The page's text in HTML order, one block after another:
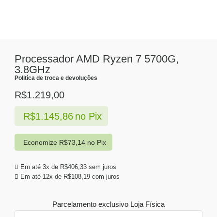
Processador AMD Ryzen 7 5700G,
3.8GHz
Politíca de troca e devoluções
R$1.219,00
Em até 3x de R$406,33 sem juros
Em até 12x de R$108,19 com juros
R$1.145,86 no Pix
Economize R$73,14no Pix
Parcelamento exclusivo Loja Física